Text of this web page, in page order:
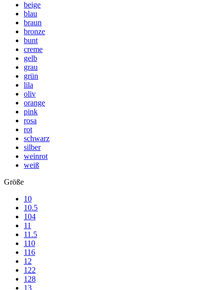
beige
blau
braun
bronze
bunt
creme
gelb
grau
grün
lila
oliv
orange
pink
rosa
rot
schwarz
silber
weinrot
weiß
Größe
10
10.5
104
11
11.5
110
116
12
122
128
13